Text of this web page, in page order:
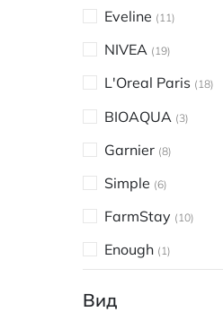
Eveline 11
NIVEA 19
L'Oreal Paris 18
BIOAQUA 3
Garnier 8
Simple 6
FarmStay 10
Enough 1
Вид